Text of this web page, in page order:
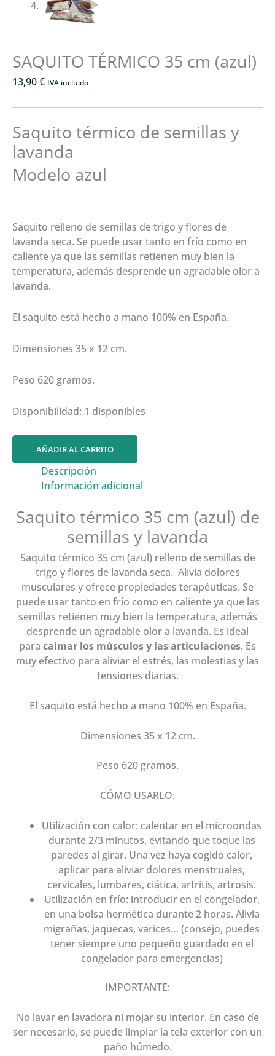
SAQUITO TÉRMICO 35 cm (azul)
13,90€ IVA incluido
Saquito térmico de semillas y
lavanda
Modelo azul
Saquito relleno de semillas de trigo y flores de
lavanda seca. Se puede usar tanto en frío como en
caliente ya que las semillas retienen muy bien la
temperatura, además desprende un agradable olor a
lavanda.
El saquito está hecho a mano 100% en España.
Dimensiones 35 x 12 cm.
Peso 620 gramos.
Disponibilidad: 1 disponibles
SAQUITO
TÉRMICO
cantidad
AÑADIR AL CARRITO
Descripción
Información adicional
Saquito térmico 35 cm (azul) de
semillas y lavanda
Saquito térmico 35 cm (azul) relleno de semillas de
trigo y flores de lavanda seca. Alivia dolores
musculares y ofrece propiedades terapéuticas. Se
puede usar tanto en frío como en caliente ya que las
semillas retienen muy bien la temperatura, además
desprende un agradable olor a lavanda. Es ideal
para calmar los músculos y las articulaciones. Es
muy efectivo para aliviar el estrés, las molestias y las
tensiones diarias.
El saquito está hecho a mano 100% en España.
Dimensiones 35 x 12 cm.
Peso 620 gramos.
CÓMO USARLO:
Utilización con calor: calentar en el microondas
durante 2/3 minutos, evitando que toque las
paredes al girar. Una vez haya cogido calor,
aplicar para aliviar dolores menstruales,
cervicales, lumbares, ciática, artritis, artrosis.
Utilización en frío: introducir en el congelador,
en una bolsa hermética durante 2 horas. Alivia
migrañas, jaquecas, varices… (consejo, puedes
tener siempre uno pequeño guardado en el
congelador para emergencias)
IMPORTANTE:
No lavar en lavadora ni mojar su interior. En caso de
ser necesario, se puede limpiar la tela exterior con un
paño húmedo.